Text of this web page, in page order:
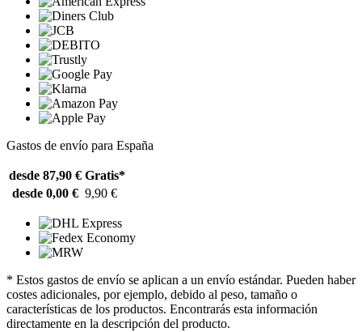
Gastos de envío para España
desde 87,90 € Gratis*
desde 0,00 € 9,90 €
* Estos gastos de envío se aplican a un envío estándar. Pueden haber
costes adicionales, por ejemplo, debido al peso, tamaño o
características de los productos. Encontrarás esta información
directamente en la descripción del producto.